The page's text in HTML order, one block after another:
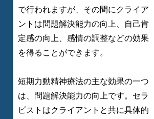
で行われますが、その間にクライア
ントは問題解決能力の向上、自己肯
定感の向上、感情の調整などの効果
を得ることができます。
短期力動精神療法の主な効果の一つ
は、問題解決能力の向上です。セラ
ピストはクライアントと共に具体的